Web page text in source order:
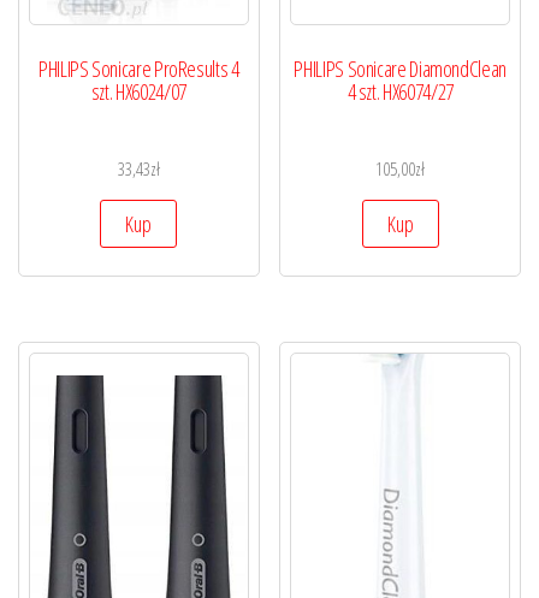
PHILIPS Sonicare ProResults 4
szt. HX6024/07
33,43zł
Kup
PHILIPS Sonicare DiamondClean
4 szt. HX6074/27
105,00zł
Kup